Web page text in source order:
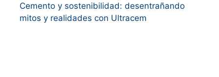
Cemento y sostenibilidad: desentrañando
mitos y realidades con Ultracem